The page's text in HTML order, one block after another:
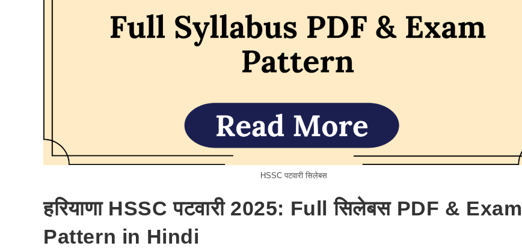
HSSC पटवारी सिलेबस
हरियाणा HSSC पटवारी 2025: Full सिलेबस PDF & Exam
Pattern in Hindi